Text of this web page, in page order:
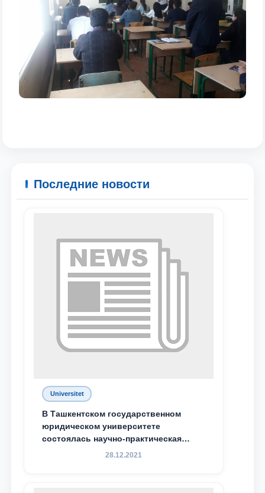
Ваш номер телефона
Почта
отправить
Последние новости
Universitet
В Ташкентском государственном
юридическом университете
состоялась научно-практическая
конференция магистрантов
28.12.2021